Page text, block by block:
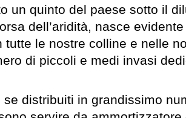
un quinto del paese sotto il
dell’aridità, nasce
tutte le nostre colline e nelle
di piccoli e medi invasi
se distribuiti in grandissimo